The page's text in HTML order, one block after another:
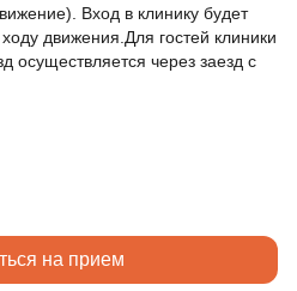
Вход в клинику будет
движения.Для гостей клиники
осуществляется через заезд с
на прием